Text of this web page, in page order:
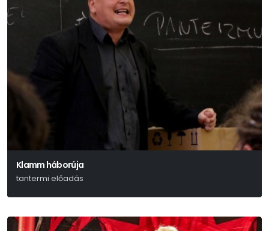
Klamm háborúja
tantermi előadás